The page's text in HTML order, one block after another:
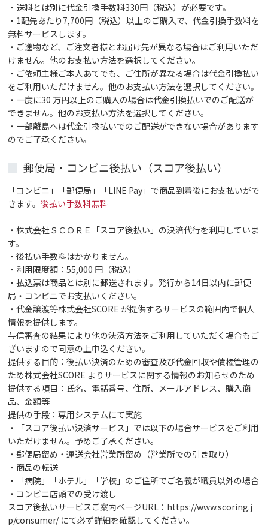
・送料とは別に代金引換手数料330円（税込）が必要です。
・1配先あたり7,700円（税込）以上のご購入で、代金引換手数料を
無料サービスします。
・ご進物など、ご注文者様とお届け先が異なる場合はご利用いただ
けません。他のお支払い方法を選択してください。
・ご依頼主様ご本人あてでも、ご住所が異なる場合は代金引換払い
をご利用いただけません。他のお支払い方法を選択してください。
・一度に30 万円以上のご購入の場合は代金引換払いでのご配送が
できません。他のお支払い方法を選択してください。
・一部離島へは代金引換払いでのご配送ができない場合があります
のでご了承ください。
郵便局・コンビニ後払い（スコア後払い）
「コンビニ」「郵便局」「LINE Pay」で商品到着後にお支払いがで
きます。後払い手数料無料
・株式会社ＳＣＯＲＥ「スコア後払い」の決済代行を利用していま
す。
・後払い手数料はかかりません。
・利用限度額：55,000 円（税込）
・払込票は商品とは別に郵送されます。発行から14日以内に郵便
局・コンビニでお支払いください。
・代金譲渡等株式会社SCORE が提供するサービスの範囲内で個人
情報を提供します。
与信審査の結果により他の決済方法をご利用していただく場合もご
ざいますので同意の上申込ください。
提供する目的：後払い決済のための審査及び代金回収や債権管理の
ため株式会社SCORE よりサービスに関する情報のお知らせのため
提供する項目：氏名、電話番号、住所、メールアドレス、購入商
品、金額等
提供の手段：専用システムにて実施
・「スコア後払い決済サービス」では以下の場合サービスをご利用
いただけません。予めご了承ください。
・郵便局留め・運送会社営業所留め（営業所での引き取り）
・商品の転送
・「病院」「ホテル」「学校」のご住所でご名義が職員以外の場合
・コンビニ店頭での受け渡し
スコア後払いサービスご案内ページURL： https://www.scoring.j
p/consumer/にて必ず詳細を確認してください。